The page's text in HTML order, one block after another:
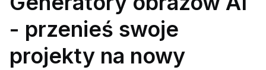
- przenieś swoje
projekty na nowy